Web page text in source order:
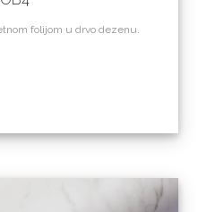
folijom u drvo dezenu.